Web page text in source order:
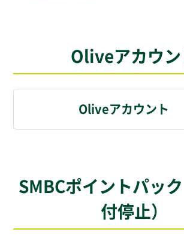
Oliveアカウン
Oliveアカウント
SMBCポイントパッ
付停止）